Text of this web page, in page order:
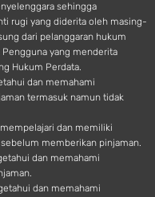
sehingga
rugi yang diderita oleh masing-
dari pelanggaran hukum
yang menderita
Hukum Perdata.
dan memahami
termasuk namun tidak
dan memiliki
memberikan pinjaman.
dan memahami
dan memahami